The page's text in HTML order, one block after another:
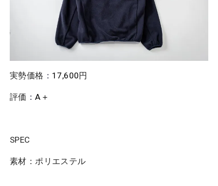
実勢価格 ： 17,600円
評価 ：A＋
SPEC
素材：ポリエステル